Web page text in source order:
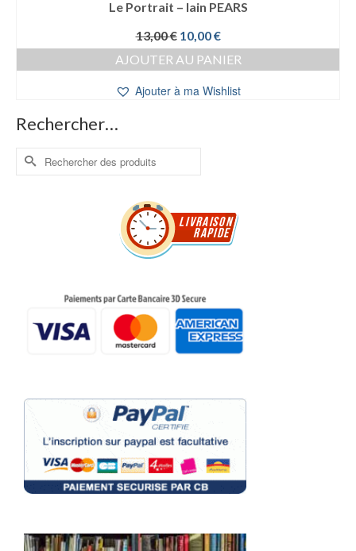
Le Portrait – Iain PEARS
13,00€ Le
prix
initial
13,00 €.
10,00€Le
prix
actuel
10,00 €.
AJOUTER AU PANIER
Ajouter à ma Wishlist
Rechercher…
Rechercher :